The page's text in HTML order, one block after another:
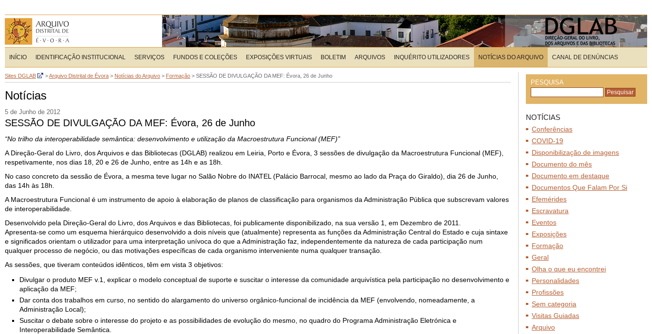
INÍCIO IDENTIFICAÇÃO INSTITUCIONAL SERVIÇOS FUNDOS E COLEÇÕES EXPOSIÇÕES VIRTUAIS BOLETIM ARQUIVOS INQUÉRITO UTILIZADORES NOTÍCIAS DO ARQUIVO CANAL DE DENÚNCIAS
Sites DGLAB >Arquivo Distrital de Évora > Notícias do Arquivo > Formação > SESSÃO DE DIVULGAÇÃO DA MEF: Évora, 26 de Junho
Notícias
5 de Junho de 2012
SESSÃO DE DIVULGAÇÃO DA MEF: Évora, 26 de Junho
“No trilho da interoperabilidade semântica: desenvolvimento e utilização da Macroestrutura Funcional (MEF)”
A Direção-Geral do Livro, dos Arquivos e das Bibliotecas (DGLAB) realizou em Leiria, Porto e Évora, 3 sessões de divulgação da Macroestrutura Funcional (MEF),
respetivamente, nos dias 18, 20 e 26 de Junho, entre as 14h e as 18h.
No caso concreto da sessão de Évora, a mesma teve lugar no Salão Nobre do INATEL (Palácio Barrocal, mesmo ao lado da Praça do Giraldo), dia 26 de Junho,
das 14h às 18h.
A Macroestrutura Funcional é um instrumento de apoio à elaboração de planos de classificação para organismos da Administração Pública que subscrevam valores
de interoperabilidade.
Desenvolvido pela Direção-Geral do Livro, dos Arquivos e das Bibliotecas, foi publicamente disponibilizado, na sua versão 1, em Dezembro de 2011.
Apresenta-se como um esquema hierárquico desenvolvido a dois níveis que (atualmente) representa as funções da Administração Central do Estado e cuja sintaxe
e significados orientam o utilizador para uma interpretação unívoca do que a Administração faz, independentemente da natureza de cada participação num
qualquer processo de negócio, ou das motivações específicas de cada organismo interveniente numa qualquer transação.
As sessões, que tiveram conteúdos idênticos, têm em vista 3 objetivos:
Divulgar o produto MEF v.1, explicar o modelo conceptual de suporte e suscitar o interesse da comunidade arquivística pela participação no desenvolvimento e
aplicação da MEF;
Dar conta dos trabalhos em curso, no sentido do alargamento do universo orgânico-funcional de incidência da MEF (envolvendo, nomeadamente, a
Administração Local);
Suscitar o debate sobre o interesse do projeto e as possibilidades de evolução do mesmo, no quadro do Programa Administração Eletrónica e
Interoperabilidade Semântica.
PESQUISA
NOTÍCIAS
Conferências
COVID-19
Disponibilização de imagens
Documento do mês
Documento em destaque
Documentos Que Falam Por Si
Efemérides
Escravatura
Eventos
Exposições
Formação
Geral
Olha o que eu encontrei
Personalidades
Profissões
Sem categoria
Visitas Guiadas
Arquivo